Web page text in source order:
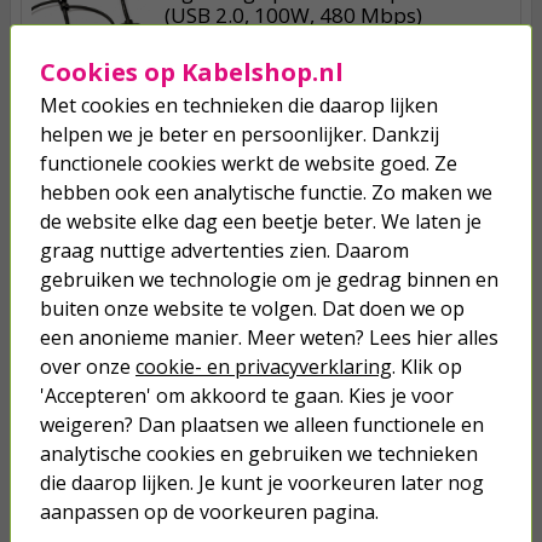
Je verwacht het niet
(USB 2.0, 100W, 480 Mbps)
14,50
Insectenlamp | BSI | 35 m² | 5W
(Insect Zap)
22,50
Apple oplaadkabel | USB C ↔ USB
C 2.0 | 2 meter (Apple origineel,
100% koper, Wit)
16,50
Cookies op Kabelshop.nl
Met cookies en technieken die daarop lijken
helpen we je beter en persoonlijker. Dankzij
functionele cookies werkt de website goed. Ze
hebben ook een analytische functie. Zo maken we
de website elke dag een beetje beter. We laten je
graag nuttige advertenties zien. Daarom
gebruiken we technologie om je gedrag binnen en
buiten onze website te volgen. Dat doen we op
een anonieme manier. Meer weten? Lees hier alles
over onze cookie- en privacyverklaring. Klik op
'Accepteren' om akkoord te gaan. Kies je voor
weigeren? Dan plaatsen we alleen functionele en
analytische cookies en gebruiken we technieken
die daarop lijken. Je kunt je voorkeuren later nog
aanpassen op de voorkeuren pagina.